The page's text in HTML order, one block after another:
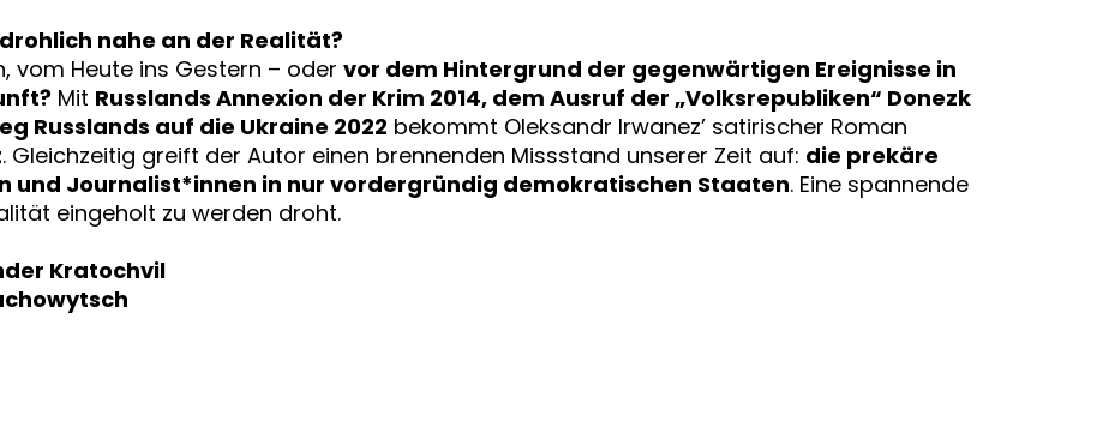
nahe an der Realität?
vom Heute ins Gestern – oder vor dem Hintergrund der gegenwärtigen Ereignisse in
Mit Russlands Annexion der Krim 2014, dem Ausruf der „Volksrepubliken“ Donezk
Russlands auf die Ukraine 2022 bekommt Oleksandr Irwanez’ satirischer Roman
. Gleichzeitig greift der Autor einen brennenden Missstand unserer Zeit auf: die prekäre
und Journalist*innen in nur vordergründig demokratischen Staaten. Eine spannende
eingeholt zu werden droht.
Kratochvil